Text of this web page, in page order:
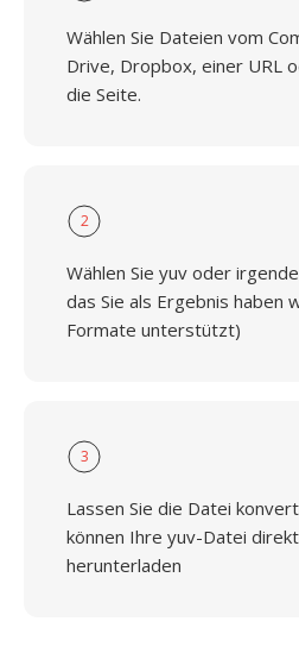
Wählen Sie Dateien vom
Drive, Dropbox, einer URL
die Seite.
2
Wählen Sie yuv oder
das Sie als Ergebnis haben
Formate unterstützt)
3
Lassen Sie die Datei
können Ihre yuv-Datei
herunterladen